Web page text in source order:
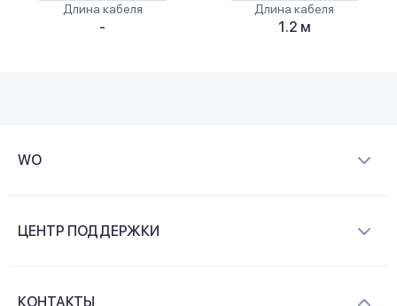
Длина кабеля
-
Длина кабеля
1.2 м
WO
Контакты
ЦЕНТР ПОДДЕРЖКИ
КОНТАКТЫ